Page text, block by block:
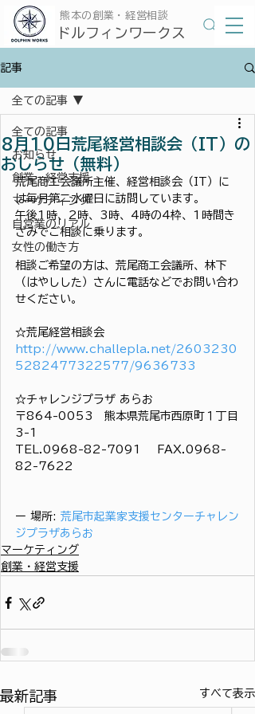
​ドルフィンワークス
​熊本の創業・経営相談
記事
全ての記事
お知らせ
創業・経営支援
マーケティング
自営業のリアル
女性の働き方
全ての記事
8月10日荒尾経営相談会（IT）の
おしらせ（無料）
荒尾商工会議所主催、経営相談会（IT）に
は毎月第二水曜日に訪問しています。
午後1時、2時、3時、4時の4枠、1時間き
ざみでご相談に乗ります。
相談ご希望の方は、荒尾商工会議所、林下
（はやしした）さんに電話などでお問い合わ
せください。
☆荒尾経営相談会
http://www.challepla.net/2603230
5282477322577/9636733
☆チャレンジプラザ あらお
〒864-0053　熊本県荒尾市西原町１丁目
3-1
TEL.0968-82-7091 　FAX.0968-
82-7622
ー 場所: 荒尾市起業家支援センターチャレン
ジプラザあらお
マーケティング
創業・経営支援
最新記事 すべて表示